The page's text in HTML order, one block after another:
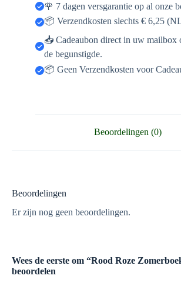
🌹 7 dagen versgarantie op al onze
📦 Verzendkosten slechts € 6,25
📥 Cadeaubon direct in uw mailbox
de begunstigde.
📦 Geen Verzendkosten voor
Beoordelingen (0)
Beoordelingen
Er zijn nog geen beoordelingen.
Wees de eerste om “Rood Roze
beoordelen